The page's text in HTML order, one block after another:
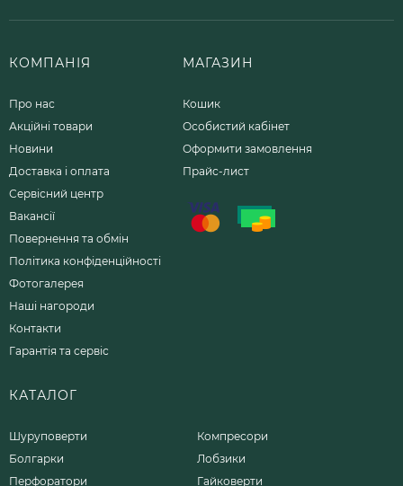
КОМПАНІЯ
Про нас
Акційні товари
Новини
Доставка і оплата
Сервісний центр
Вакансії
Повернення та обмін
Політика конфіденційності
Фотогалерея
Наші нагороди
Контакти
Гарантія та сервіс
МАГАЗИН
Кошик
Особистий кабінет
Оформити замовлення
Прайс-лист
КАТАЛОГ
Шуруповерти
Болгарки
Перфоратори
Компресори
Лобзики
Гайковерти